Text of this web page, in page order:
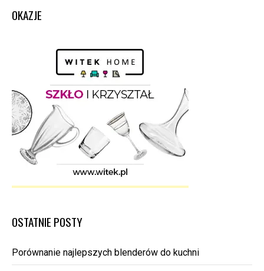
OKAZJE
OSTATNIE POSTY
Porównanie najlepszych blenderów do kuchni